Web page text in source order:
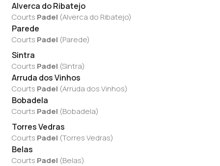
Alverca do Ribatejo
Courts Padel (Alverca do Ribatejo)
Parede
Courts Padel (Parede)
Sintra
Courts Padel (Sintra)
Arruda dos Vinhos
Courts Padel (Arruda dos Vinhos)
Bobadela
Courts Padel (Bobadela)
Torres Vedras
Courts Padel (Torres Vedras)
Belas
Courts Padel (Belas)